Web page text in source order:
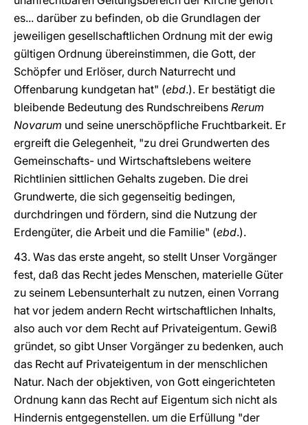
es... darüber zu befinden, ob die Grundlagen der
jeweiligen gesellschaftlichen Ordnung mit der ewig
gültigen Ordnung übereinstimmen, die Gott, der
Schöpfer und Erlöser, durch Naturrecht und
Offenbarung kundgetan hat" (ebd.). Er bestätigt die
bleibende Bedeutung des Rundschreibens Rerum
Novarum und seine unerschöpfliche Fruchtbarkeit. Er
ergreift die Gelegenheit, "zu drei Grundwerten des
Gemeinschafts- und Wirtschaftslebens weitere
Richtlinien sittlichen Gehalts zugeben. Die drei
Grundwerte, die sich gegenseitig bedingen,
durchdringen und fördern, sind die Nutzung der
Erdengüter, die Arbeit und die Familie" (ebd.).
43. Was das erste angeht, so stellt Unser Vorgänger
fest, daß das Recht jedes Menschen, materielle Güter
zu seinem Lebensunterhalt zu nutzen, einen Vorrang
hat vor jedem andern Recht wirtschaftlichen Inhalts,
also auch vor dem Recht auf Privateigentum. Gewiß
gründet, so gibt Unser Vorgänger zu bedenken, auch
das Recht auf Privateigentum in der menschlichen
Natur. Nach der objektiven, von Gott eingerichteten
Ordnung kann das Recht auf Eigentum sich nicht als
Hindernis entgegenstellen. um die Erfüllung "der